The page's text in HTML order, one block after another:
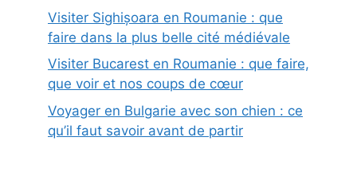
Visiter Sighișoara en Roumanie : que
faire dans la plus belle cité médiévale
Visiter Bucarest en Roumanie : que faire,
que voir et nos coups de cœur
Voyager en Bulgarie avec son chien : ce
qu’il faut savoir avant de partir